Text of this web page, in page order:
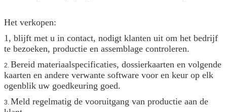
Het verkopen:
1, blijft met u in contact, nodigt klanten uit om het bedrijf
te bezoeken, productie en assemblage controleren.
2. Bereid materiaalspecificaties, dossierkaarten en volgende
kaarten en andere verwante software voor en keur op elk
ogenblik uw goedkeuring goed.
3. Meld regelmatig de vooruitgang van productie aan de